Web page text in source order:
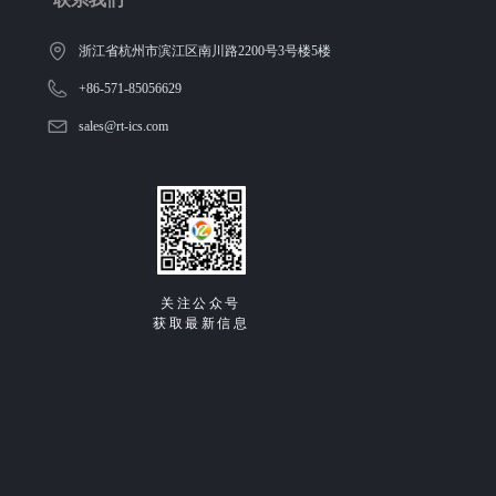
关注公众号
获取最新信息
浙江省杭州市滨江区南川路2200号3号楼5楼
+86-571-85056629
sales@rt-ics.com